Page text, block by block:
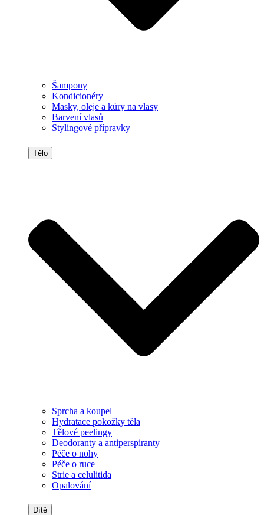
Šampony
Kondicionéry
Masky, oleje a kúry na vlasy
Barvení vlasů
Stylingové přípravky
Tělo
Sprcha a koupel
Hydratace pokožky těla
Tělové peelingy
Deodoranty a antiperspiranty
Péče o nohy
Péče o ruce
Strie a celulitida
Opalování
Dítě